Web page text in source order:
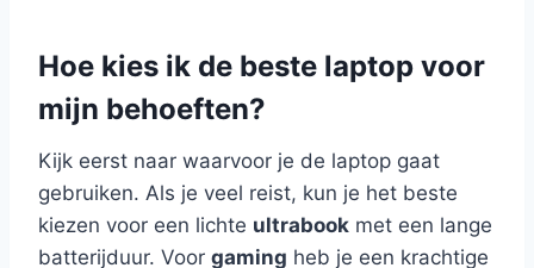
Hoe kies ik de beste laptop voor
mijn behoeften?
Kijk eerst naar waarvoor je de laptop gaat
gebruiken. Als je veel reist, kun je het beste
kiezen voor een lichte ultrabook met een lange
batterijduur. Voor gaming heb je een krachtige